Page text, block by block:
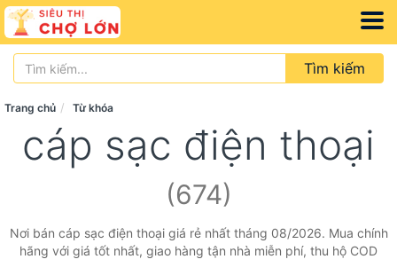
Tìm kiếm
Trang chủ Từ khóa
cáp sạc điện thoại
(674)
Nơi bán cáp sạc điện thoại giá rẻ nhất tháng 08/2026. Mua chính
hãng với giá tốt nhất, giao hàng tận nhà miễn phí, thu hộ COD